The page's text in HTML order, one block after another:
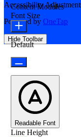
Accessibility
Powered by OneTap
Hide Toolbar
Content Modules
Font Size
Default
Readable Font
Line Height